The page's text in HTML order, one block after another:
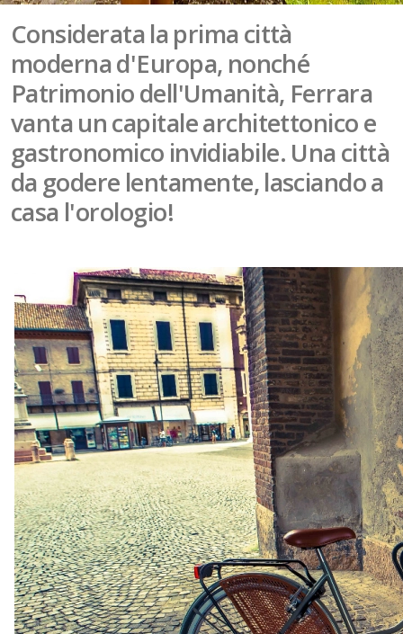
Considerata la prima città
moderna d'Europa, nonché
Patrimonio dell'Umanità, Ferrara
vanta un capitale architettonico e
gastronomico invidiabile. Una città
da godere lentamente, lasciando a
casa l'orologio!